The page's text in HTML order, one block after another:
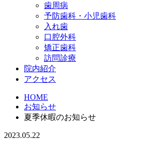
歯周病
予防歯科・小児歯科
入れ歯
口腔外科
矯正歯科
訪問診療
院内紹介
アクセス
HOME
お知らせ
夏季休暇のお知らせ
2023.05.22